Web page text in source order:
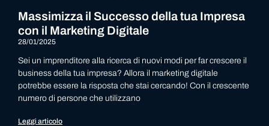
Massimizza il Successo della tua Impresa
con il Marketing Digitale
28/01/2025
Sei un imprenditore alla ricerca di nuovi modi per far crescere il
business della tua impresa? Allora il marketing digitale
potrebbe essere la risposta che stai cercando! Con il crescente
numero di persone che utilizzano
Leggi articolo